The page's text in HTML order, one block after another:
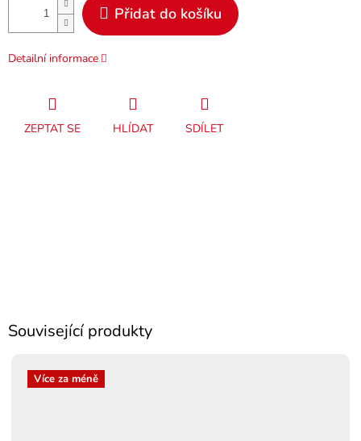
Přidat do košíku
Detailní informace
ZEPTAT SE HLÍDAT SDÍLET
Související produkty
Více za méně